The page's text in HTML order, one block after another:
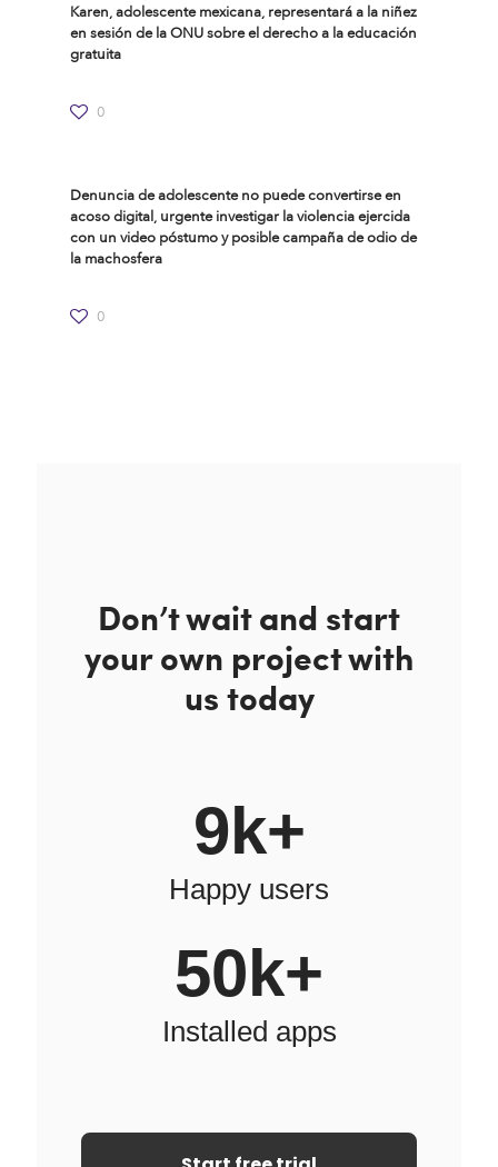
Karen, adolescente mexicana, representará a la niñez
en sesión de la ONU sobre el derecho a la educación
gratuita
0
Denuncia de adolescente no puede convertirse en
acoso digital, urgente investigar la violencia ejercida
con un video póstumo y posible campaña de odio de
la machosfera
0
Don’t wait and start
your own project with
us today
10k+
Happy users
50k+
Installed apps